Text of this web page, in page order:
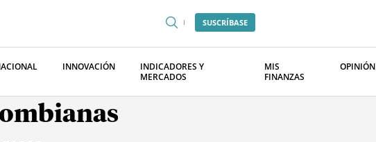
SUSCRÍBASE
INNOVACIÓN
INDICADORES Y
MERCADOS
MIS
FINANZAS
OPINIÓN